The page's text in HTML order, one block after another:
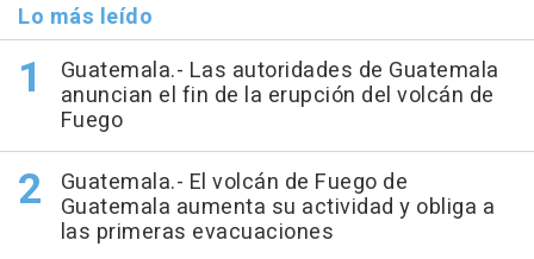
Lo más leído
Guatemala.- Las autoridades de Guatemala
anuncian el fin de la erupción del volcán de
Fuego
Guatemala.- El volcán de Fuego de
Guatemala aumenta su actividad y obliga a
las primeras evacuaciones